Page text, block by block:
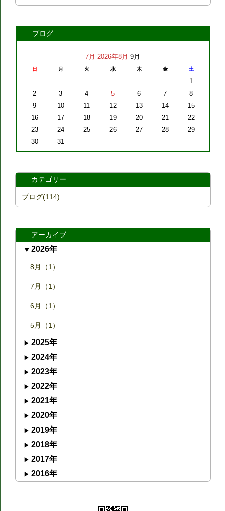
ブログ
7月 2026年8月 9月
日 月 火 水 木 金 土
1
2
3 4 5 6 7
8
9
10 11 12 13 14
15
16
17 18 19 20 21
22
23
24 25 26 27 28
29
30
31
カテゴリー
ブログ(114)
アーカイブ
2026年
8月（1）
7月（1）
6月（1）
5月（1）
2025年
2024年
2023年
2022年
2021年
2020年
2019年
2018年
2017年
2016年